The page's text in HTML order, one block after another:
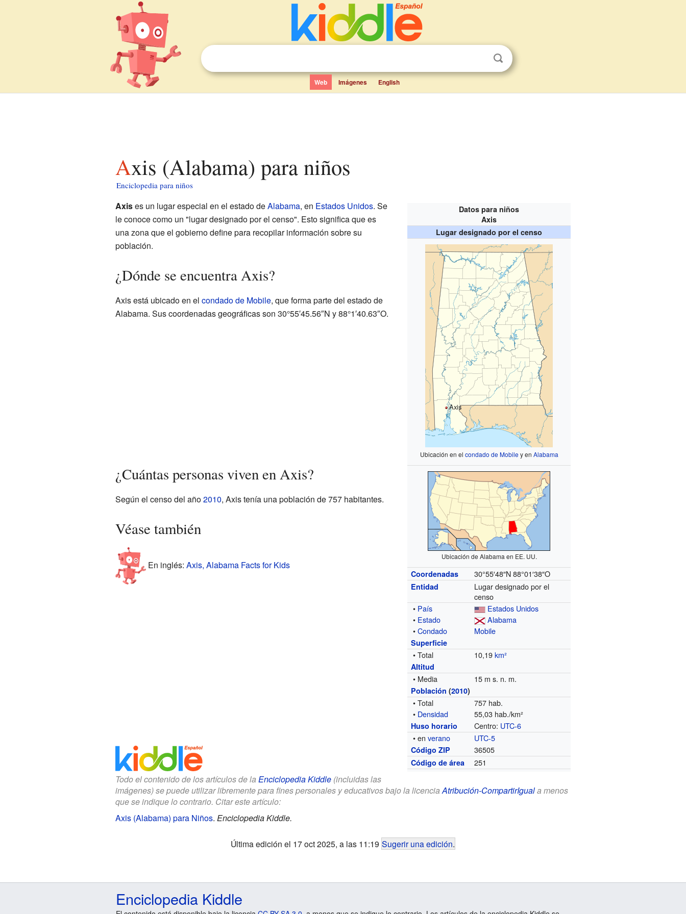
Web Imágenes English
Axis (Alabama) para niños
Enciclopedia para niños
Datos para niños
Axis
Lugar designado por el censo
Axis
Ubicación en el condado de Mobiley en Alabama
Ubicación de Alabama en EE. UU.
Coordenadas 30°55′48″N 88°01′38″O
Entidad
Lugar designado por el
censo
• País
Estados Unidos
• Estado
Alabama
•Condado Mobile
Superficie
• Total 10,19km²
Altitud
• Media 15 m s. n. m.
Población (2010)
• Total
757 hab.
• Densidad 55,03 hab./km²
Huso horario Centro: UTC-6
• enverano UTC-5
Código ZIP 36505
Código de área 251
Axises un lugar especial en el estado deAlabama, en Estados Unidos. Se
le conoce como un "lugar designado por el censo". Esto significa que es
una zona que el gobierno define para recopilar información sobre su
población.
¿Dónde se encuentra Axis?
Axis está ubicado en el condado de Mobile, que forma parte del estado de
Alabama. Sus coordenadas geográficas son 30°55′45.56″N y 88°1′40.63″O.
¿Cuántas personas viven en Axis?
Según el censo del año2010, Axis tenía una población de 757 habitantes.
Véase también
En inglés: Axis, Alabama Facts for Kids
Todo el contenido de los artículos de la Enciclopedia Kiddle(incluidas las
imágenes) se puede utilizar libremente para fines personales y educativos bajo la licenciaAtribución-CompartirIguala menos
que se indique lo contrario. Citar este artículo:
Axis (Alabama) para Niños. Enciclopedia Kiddle.
Última edición el 17 oct 2025, a las 11:19 Sugerir una edición.
Enciclopedia Kiddle